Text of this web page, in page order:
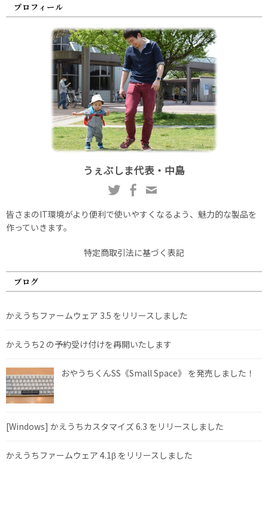
プロフィール
うぇぶしま代表・中島
皆さまのIT環境がより便利で使いやすくなるよう、魅力的な製品を
作っていきます。
特定商取引法に基づく表記
ブログ
かえうちファームウェア 3.5 をリリースしました
かえうち2 の予約受け付けを再開いたします
おやうちくんSS《Small Space》 を発売しました！
[Windows] かえうちカスタマイズ 6.3 をリリースしました
かえうちファームウェア 4.1β をリリースしました